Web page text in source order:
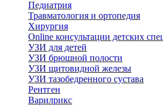
Педиатрия
Травматология и ортопедия
Хирургия
Online консультации детских
УЗИ для детей
УЗИ брюшной полости
УЗИ щитовидной железы
УЗИ тазобедренного сустава
Рентген
Варилрикс